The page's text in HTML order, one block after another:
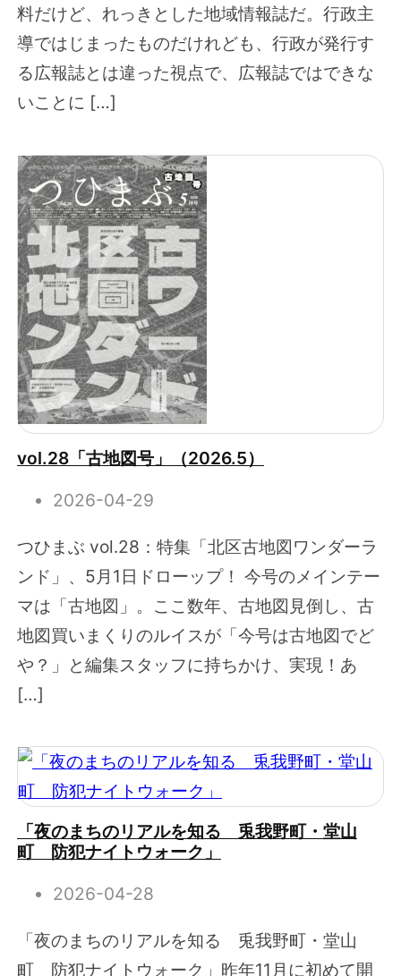
料だけど、れっきとした地域情報誌だ。行政主
導ではじまったものだけれども、行政が発行す
る広報誌とは違った視点で、広報誌ではできな
いことに […]
vol.28「古地図号」（2026.5）
2026-04-29
つひまぶ vol.28：特集「北区古地図ワンダーラ
ンド」、5月1日ドローップ！ 今号のメインテー
マは「古地図」。ここ数年、古地図見倒し、古
地図買いまくりのルイスが「今号は古地図でど
や？」と編集スタッフに持ちかけ、実現！あ
[…]
「夜のまちのリアルを知る 兎我野町・堂山
町 防犯ナイトウォーク」
2026-04-28
「夜のまちのリアルを知る 兎我野町・堂山
町 防犯ナイトウォーク」昨年11月に初めて開